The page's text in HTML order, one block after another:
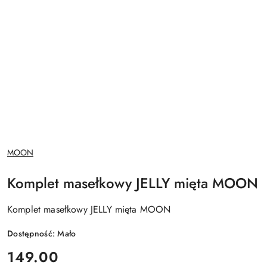
NAZWA
PRODUCENTA:
MOON
Komplet masełkowy JELLY mięta MOON
Komplet masełkowy JELLY mięta MOON
Dostępność:Mało
cena:
149.00